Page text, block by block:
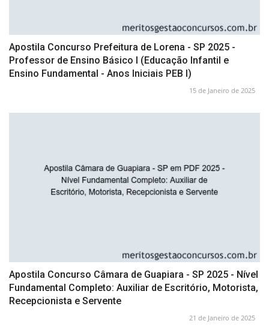
Apostila Concurso Prefeitura de Lorena - SP 2025 -
Professor de Ensino Básico I (Educação Infantil e
Ensino Fundamental - Anos Iniciais PEB I)
15 de Janeiro de 2025
Apostila Concurso Câmara de Guapiara - SP 2025 - Nível
Fundamental Completo: Auxiliar de Escritório, Motorista,
Recepcionista e Servente
21 de Janeiro de 2025